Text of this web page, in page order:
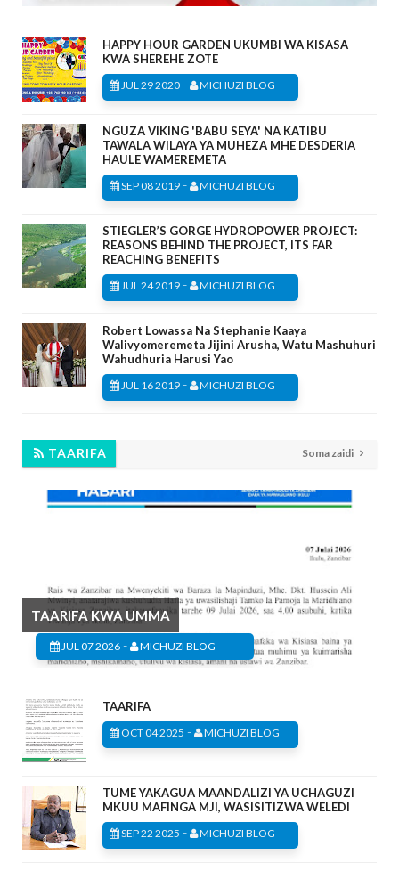
HAPPY HOUR GARDEN UKUMBI WA KISASA
KWA SHEREHE ZOTE
JUL 29 2020 - MICHUZI BLOG
NGUZA VIKING 'BABU SEYA' NA KATIBU
TAWALA WILAYA YA MUHEZA MHE DESDERIA
HAULE WAMEREMETA
SEP 08 2019 - MICHUZI BLOG
STIEGLER’S GORGE HYDROPOWER PROJECT:
REASONS BEHIND THE PROJECT, ITS FAR
REACHING BENEFITS
JUL 24 2019 - MICHUZI BLOG
Robert Lowassa Na Stephanie Kaaya
Walivyomeremeta Jijini Arusha, Watu Mashuhuri
Wahudhuria Harusi Yao
JUL 16 2019 - MICHUZI BLOG
TAARIFA Soma zaidi
TAARIFA KWA UMMA
JUL 07 2026 - MICHUZI BLOG
TAARIFA
OCT 04 2025 - MICHUZI BLOG
TUME YAKAGUA MAANDALIZI YA UCHAGUZI
MKUU MAFINGA MJI, WASISITIZWA WELEDI
SEP 22 2025 - MICHUZI BLOG